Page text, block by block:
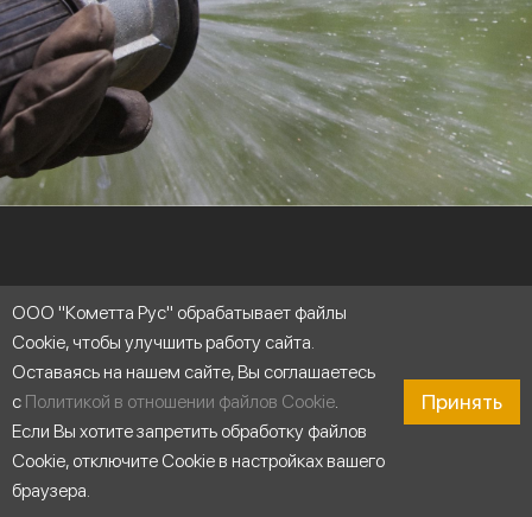
Область применения
ООО "Кометта Рус" обрабатывает файлы
Cookie, чтобы улучшить работу сайта.
Оставаясь на нашем сайте, Вы соглашаетесь
с Политикой в отношении файлов Cookie.
Если Вы хотите запретить обработку файлов
Cookie, отключите Cookie в настройках вашего
браузера.
Принять